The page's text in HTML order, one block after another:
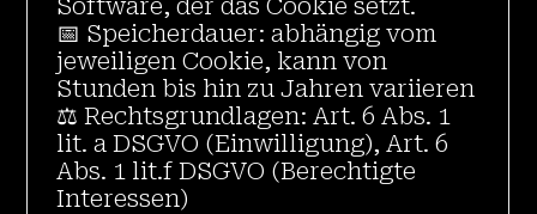
Software, der das Cookie setzt.
📅 Speicherdauer: abhängig vom
jeweiligen Cookie, kann von
Stunden bis hin zu Jahren variieren
⚖️ Rechtsgrundlagen: Art. 6 Abs. 1
lit. a DSGVO (Einwilligung), Art. 6
Abs. 1 lit.f DSGVO (Berechtigte
Interessen)